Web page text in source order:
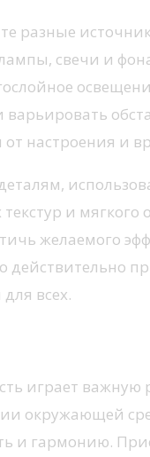
разные
свечи и
варьировать
настроения и
и мягкого
желаемого
действительно
всех.
играет важную
окружающей
и гармонию.